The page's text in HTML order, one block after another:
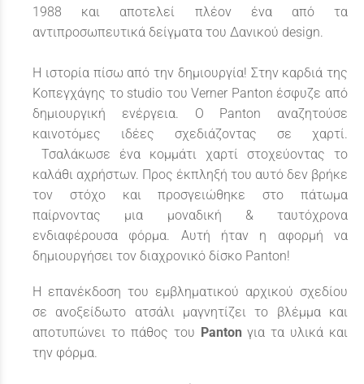
1988 και αποτελεί πλέον ένα από τα
αντιπροσωπευτικά δείγματα του Δανικού design.
Η ιστορία πίσω από την δημιουργία! Στην καρδιά της
Κοπεγχάγης το studio του Verner Panton έσφυζε από
δημιουργική ενέργεια. Ο Panton αναζητούσε
καινοτόμες ιδέες σχεδιάζοντας σε χαρτί.
Τσαλάκωσε ένα κομμάτι χαρτί στοχεύοντας το
καλάθι αχρήστων. Προς έκπληξή του αυτό δεν βρήκε
τον στόχο και προσγειώθηκε στο πάτωμα
παίρνοντας μια μοναδική & ταυτόχρονα
ενδιαφέρουσα φόρμα. Αυτή ήταν η αφορμή να
δημιουργήσει τον διαχρονικό δίσκο Panton!
Η επανέκδοση του εμβληματικού αρχικού σχεδίου
σε ανοξείδωτο ατσάλι μαγνητίζει το βλέμμα και
αποτυπώνει το πάθος του Panton για τα υλικά και
την φόρμα.